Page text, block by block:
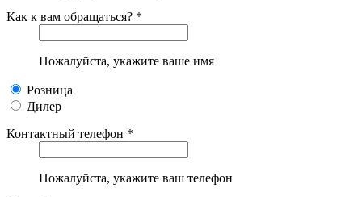
Как к вам обращаться? *
Пожалуйста, укажите ваше имя
Розница
Дилер
Контактный телефон *
Пожалуйста, укажите ваш телефон